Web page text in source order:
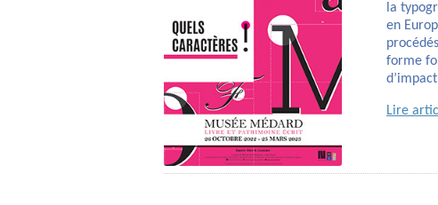
la
en
forme
Lire